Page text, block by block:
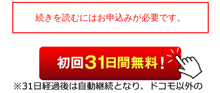
続きを読むにはお申込みが必要です。